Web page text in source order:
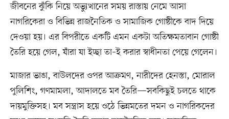
জীবনের ঝুঁকি নিয়ে অভ্যুত্থানের সময় রাস্তায় নেমে আসা
নাগরিকেরা ও বিভিন্ন রাজনৈতিক ও সামাজিক গোষ্ঠীকে বাদ দিয়ে
দেওয়া হয়। এর বিপরীতে একটি এমন একটা অতিক্ষমতাবান গোষ্ঠী
তৈরি হয়ে গেল, যাঁরা যা ইচ্ছা তা–ই করার স্বাধীনতা পেয়ে গেলেন।
মাজার ভাঙা, বাউলদের ওপর আক্রমণ, নারীদের হেনস্তা, মোরাল
পুলিশিং, গণমামলা, আদালতে মব তৈরি—সবকিছুই চলতে থাকে
দায়মুক্তিসহ। মব সন্ত্রাস হয়ে ওঠে ভিন্নমতের দমন ও নাগরিকদের